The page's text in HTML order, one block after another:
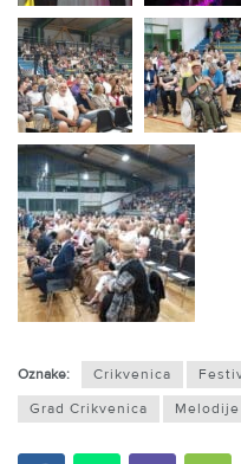
Oznake: Crikvenica
Grad Crikvenica